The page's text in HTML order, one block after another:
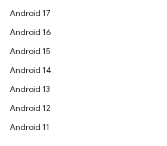
Android 17
Android 16
Android 15
Android 14
Android 13
Android 12
Android 11